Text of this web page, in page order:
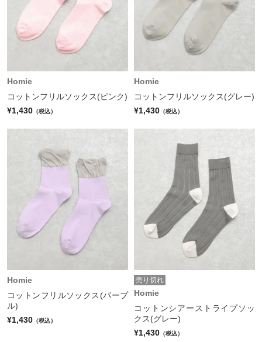
Homie
コットンフリルソックス(ピンク)
¥1,430 （税込）
Homie
コットンフリルソックス(グレー)
¥1,430 （税込）
Homie
コットンフリルソックス(パープ
ル)
¥1,430 （税込）
売り切れ
Homie
コットンシアーストライプソッ
クス(グレー)
¥1,430 （税込）